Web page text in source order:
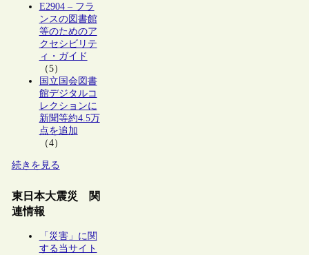
E2904 – フラ
ンスの図書館
等のためのア
クセシビリテ
ィ・ガイド
（5）
国立国会図書
館デジタルコ
レクションに
新聞等約4.5万
点を追加
（4）
続きを見る
東日本大震災 関
連情報
「災害」に関
する当サイト